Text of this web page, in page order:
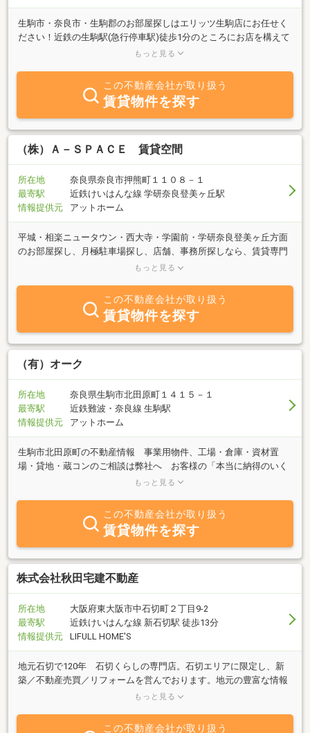
生駒市・奈良市・生駒郡のお部屋探しはエリッツ生駒店にお任せく
ださい！近鉄の生駒駅(急行停車駅)徒歩1分のところにお店を構えて
います。生駒市は奈良県の玄関口として近鉄難波・奈良線や近鉄け
た、第二京阪道路から阪神高速道への乗入れもできるので、大阪市
内へお車での移動も大変便利です。社会人や学生（帝塚山大学・近
畿大学農学部)の単身のお客様、もちろんファミリーのお客様も是非
ご来店ください。
もっと見る
この不動産会社が取り扱う
賃貸物件を探す
（株）Ａ－ＳＰＡＣＥ 賃貸空間
所在地
奈良県奈良市押熊町１１０８－１
最寄駅
近鉄けいはんな線 学研奈良登美ヶ丘駅
情報提供元
アットホーム
平城・相楽ニュータウン・西大寺・学園前・学研奈良登美ヶ丘方面
のお部屋探し、月極駐車場探し、店舗、事務所探しなら、賃貸専門
の賃貸空間押熊店におまかせください！！地元発祥、地域密着のき
ご来店をお待ちしています。
もっと見る
この不動産会社が取り扱う
賃貸物件を探す
（有）オーク
所在地
奈良県生駒市北田原町１４１５－１
最寄駅
近鉄難波・奈良線 生駒駅
情報提供元
アットホーム
生駒市北田原町の不動産情報 事業用物件、工場・倉庫・資材置
場・貸地・蔵コンのご相談は弊社へ お客様の「本当に納得のいく
不動産探し」のために、自社物件は勿論のこと協会加盟の不動産ネ
たします。1）事業用不動産（事務所・倉庫・店舗・工場・ビルな
ど）や事業用地を中心とする不動産売買のお手伝い2）空店舗・倉
庫・事務所・貸土地などの空対策、土地有効活用のお手伝い3）ロ
ードサイド店舗を中心とする事業用賃貸物件、賃貸用地等のご紹介
4）住宅・住宅用地等のお手伝い私たちは、今後大きく変わりうる
事業環境に柔軟に対応しながら、お客様や地域社会の皆様から信頼
まいります。
もっと見る
この不動産会社が取り扱う
賃貸物件を探す
株式会社秋田宅建不動産
所在地
大阪府東大阪市中石切町２丁目9-2
最寄駅
近鉄けいはんな線 新石切駅 徒歩13分
情報提供元
LIFULL HOME'S
地元石切で120年 石切くらしの専門店。石切エリアに限定し、新
築／不動産売買／リフォームを営んでおります。地元の豊富な情報
と実績を活かし、皆様の「安心」「安全」な石切くらしを支え続け
もっと見る
この不動産会社が取り扱う